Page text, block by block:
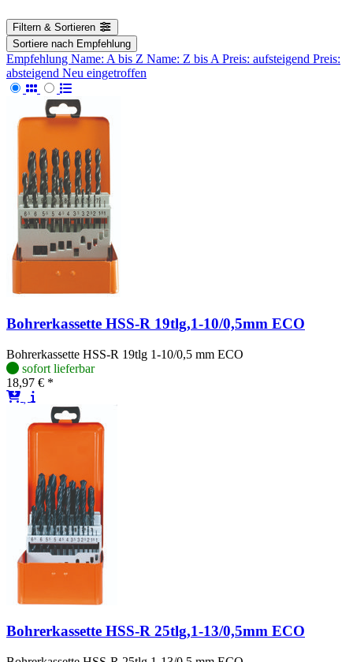
Filtern & Sortieren
Sortiere nach Empfehlung
Empfehlung Name: A bis Z Name: Z bis A Preis: aufsteigend Preis:
absteigend Neu eingetroffen
Bohrerkassette HSS-R 19tlg,1-10/0,5mm ECO
Bohrerkassette HSS-R 19tlg 1-10/0,5 mm ECO
sofort lieferbar
18,97 € *
Bohrerkassette HSS-R 25tlg,1-13/0,5mm ECO